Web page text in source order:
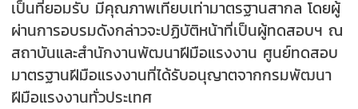
เป็นที่ยอมรับ มีคุณภาพเทียบเท่ามาตรฐานสากล โดยผู้
ผ่านการอบรมดังกล่าวจะปฏิบัติหน้าที่เป็นผู้ทดสอบฯ ณ
สถาบันและสำนักงานพัฒนาฝีมือแรงงาน ศูนย์ทดสอบ
มาตรฐานฝีมือแรงงานที่ได้รับอนุญาตจากกรมพัฒนา
ฝีมือแรงงานทั่วประเทศ